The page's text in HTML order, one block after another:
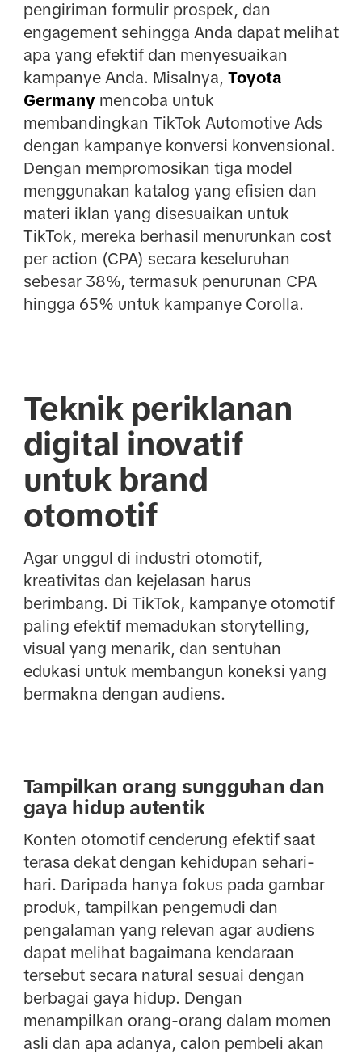
pengiriman formulir prospek, dan
engagement sehingga Anda dapat melihat
apa yang efektif dan menyesuaikan
kampanye Anda. Misalnya, Toyota
Germanymencoba untuk
membandingkan TikTok Automotive Ads
dengan kampanye konversi konvensional.
Dengan mempromosikan tiga model
menggunakan katalog yang efisien dan
materi iklan yang disesuaikan untuk
TikTok, mereka berhasil menurunkan cost
per action (CPA) secara keseluruhan
sebesar 38%, termasuk penurunan CPA
hingga 65% untuk kampanye Corolla.
Teknik periklanan
digital inovatif
untuk brand
otomotif
Agar unggul di industri otomotif,
kreativitas dan kejelasan harus
berimbang. Di TikTok, kampanye otomotif
paling efektif memadukan storytelling,
visual yang menarik, dan sentuhan
edukasi untuk membangun koneksi yang
bermakna dengan audiens.
Tampilkan orang sungguhan dan
gaya hidup autentik
Konten otomotif cenderung efektif saat
terasa dekat dengan kehidupan sehari-
hari. Daripada hanya fokus pada gambar
produk, tampilkan pengemudi dan
pengalaman yang relevan agar audiens
dapat melihat bagaimana kendaraan
tersebut secara natural sesuai dengan
berbagai gaya hidup. Dengan
menampilkan orang-orang dalam momen
asli dan apa adanya, calon pembeli akan